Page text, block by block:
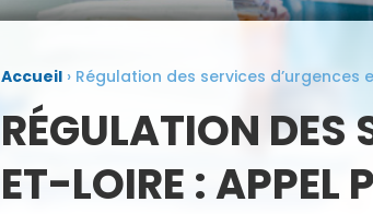
Accueil › Régulation des services
RÉGULATION DES
ET-LOIRE : APPEL